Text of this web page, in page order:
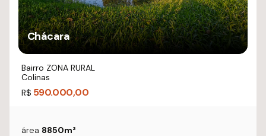
Chácara
Bairro ZONA RURAL
Colinas
R$ 590.000,00
área 8850m²